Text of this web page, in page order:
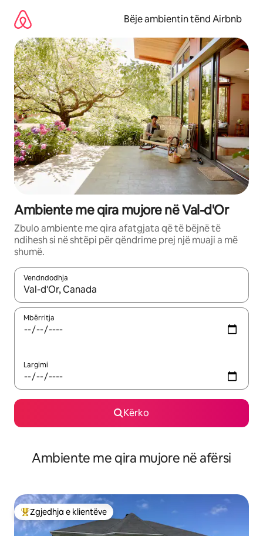
përmbajtja
Bëje ambientin tënd Airbnb
Ambiente me qira mujore në Val-d'Or
Zbulo ambiente me qira afatgjata që të bëjnë të
ndihesh si në shtëpi për qëndrime prej një muaji a më
shumë.
Vendndodhja
Kur rezultatet të jenë të disponueshme, lëviz me butonat e
Mbërritja
Largimi
Kërko
Ambiente me qira mujore në afërsi
Më të mirat e zgjedhjeve të klientëve
Zgjedhja e klientëve